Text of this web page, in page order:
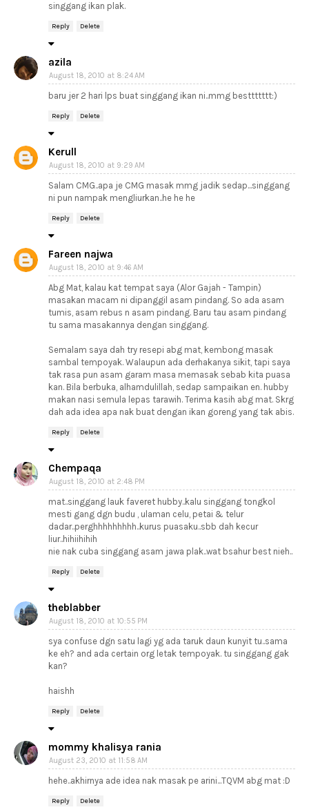
singgang ikan plak.
Reply Delete
azila
August 18, 2010 at 8:24 AM
baru jer 2 hari lps buat singgang ikan ni..mmg besttttttt:)
Reply Delete
Kerull
August 18, 2010 at 9:29 AM
Salam CMG..apa je CMG masak mmg jadik sedap...singgang
ni pun nampak mengliurkan..he he he
Reply Delete
Fareen najwa
August 18, 2010 at 9:46 AM
Abg Mat, kalau kat tempat saya (Alor Gajah - Tampin)
masakan macam ni dipanggil asam pindang. So ada asam
tumis, asam rebus n asam pindang. Baru tau asam pindang
tu sama masakannya dengan singgang.
Semalam saya dah try resepi abg mat, kembong masak
sambal tempoyak. Walaupun ada derhakanya sikit, tapi saya
tak rasa pun asam garam masa memasak sebab kita puasa
kan. Bila berbuka, alhamdulillah, sedap sampaikan en. hubby
makan nasi semula lepas tarawih. Terima kasih abg mat. Skrg
dah ada idea apa nak buat dengan ikan goreng yang tak abis.
Reply Delete
Chempaqa
August 18, 2010 at 2:48 PM
mat..singgang lauk faveret hubby..kalu singgang tongkol
mesti gang dgn budu , ulaman celu, petai & telur
dadar..perghhhhhhhhh..kurus puasaku..sbb dah kecur
liur..hihiihihih
nie nak cuba singgang asam jawa plak..wat bsahur best nieh..
Reply Delete
theblabber
August 18, 2010 at 10:55 PM
sya confuse dgn satu lagi yg ada taruk daun kunyit tu..sama
ke eh? and ada certain org letak tempoyak. tu singgang gak
kan?
haishh
Reply Delete
mommy khalisya rania
August 23, 2010 at 11:58 AM
hehe..akhirnya ade idea nak masak pe arini...TQVM abg mat :D
Reply Delete